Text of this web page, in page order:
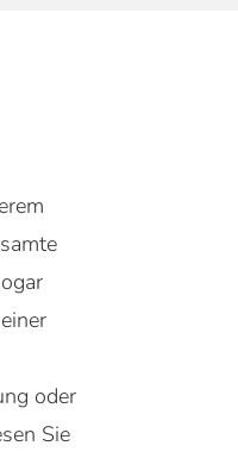
oder
Sie